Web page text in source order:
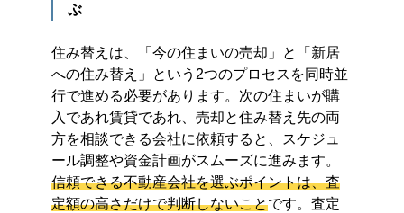
ぶ
住み替えは、「今の住まいの売却」と「新居
への住み替え」という2つのプロセスを同時並
行で進める必要があります。次の住まいが購
入であれ賃貸であれ、売却と住み替え先の両
方を相談できる会社に依頼すると、スケジュ
ール調整や資金計画がスムーズに進みます。
信頼できる不動産会社を選ぶポイントは、査
定額の高さだけで判断しないことです。査定